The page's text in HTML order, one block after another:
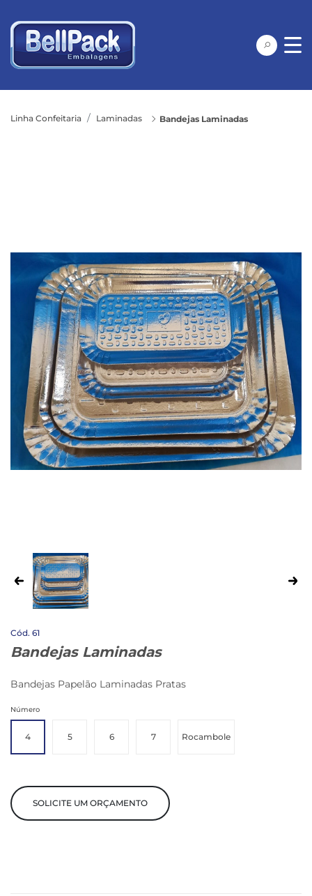
Linha Confeitaria Laminadas Bandejas Laminadas
61
Bandejas Laminadas
Bandejas Papelão Laminadas Pratas
Número
4 5 6 7 Rocambole
SOLICITE UM ORÇAMENTO